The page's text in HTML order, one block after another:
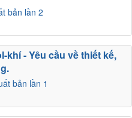
bản lần 2
bản lần 1
khí - Yêu cầu về thiết kế,